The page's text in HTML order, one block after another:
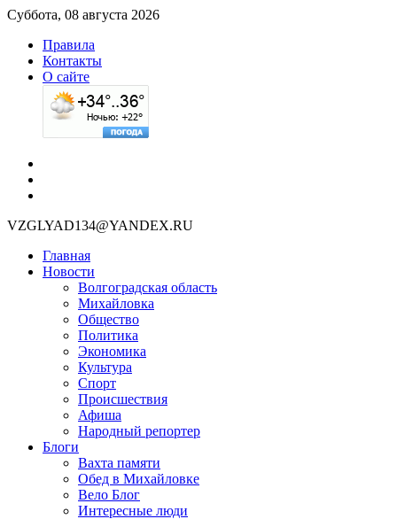
Суббота, 08 августа 2026
Правила
Контакты
О сайте
VZGLYAD134@YANDEX.RU
Главная
Новости
Волгоградская область
Михайловка
Общество
Политика
Экономика
Культура
Спорт
Происшествия
Афиша
Народный репортер
Блоги
Вахта памяти
Обед в Михайловке
Вело Блог
Интересные люди